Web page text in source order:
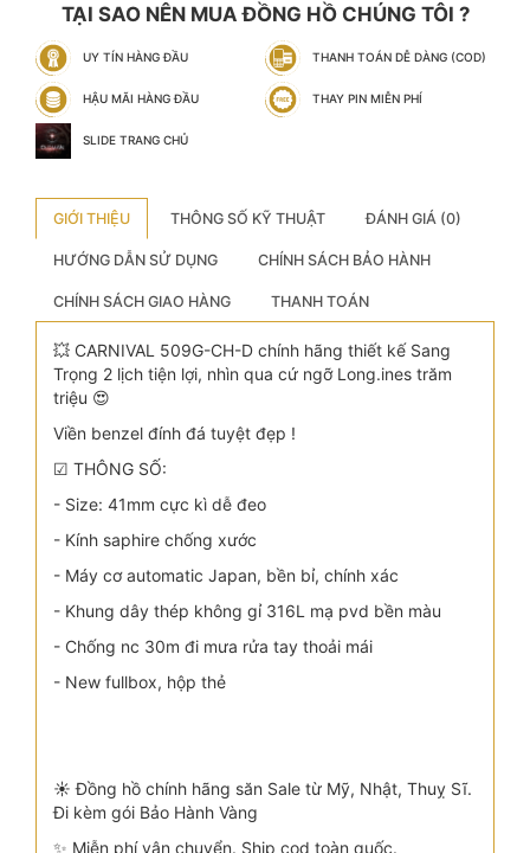
TẠI SAO NÊN MUA ĐỒNG HỒ CHÚNG TÔI ?
UY TÍN HÀNG ĐẦU THANH TOÁN DỄ DÀNG (COD)
HẬU MÃI HÀNG ĐẦU THAY PIN MIỄN PHÍ
SLIDE TRANG CHỦ
GIỚI THIỆU THÔNG SỐ KỸ THUẬT ĐÁNH GIÁ (0)
HƯỚNG DẪN SỬ DỤNG CHÍNH SÁCH BẢO HÀNH
CHÍNH SÁCH GIAO HÀNG THANH TOÁN
💥 CARNIVAL 509G-CH-D chính hãng thiết kế Sang
Trọng 2 lịch tiện lợi, nhìn qua cứ ngỡ Long.ines trăm
triệu 😍
Viền benzel đính đá tuyệt đẹp !
☑ THÔNG SỐ:
- Size: 41mm cực kì dễ đeo
- Kính saphire chống xước
- Máy cơ automatic Japan, bền bỉ, chính xác
- Khung dây thép không gỉ 316L mạ pvd bền màu
- Chống nc 30m đi mưa rửa tay thoải mái
- New fullbox, hộp thẻ
☀️ Đồng hồ chính hãng săn Sale từ Mỹ, Nhật, Thuỵ Sĩ.
Đi kèm gói Bảo Hành Vàng
✨ Miễn phí vận chuyển. Ship cod toàn quốc.